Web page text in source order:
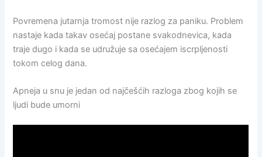
Povremena jutarnja tromost nije razlog za paniku. Problem
nastaje kada takav osećaj postane svakodnevica, kada
traje dugo i kada se udružuje sa osećajem iscrpljenosti
tokom celog dana.
Apneja u snu je jedan od najčešćih razloga zbog kojih se
ljudi bude umorni